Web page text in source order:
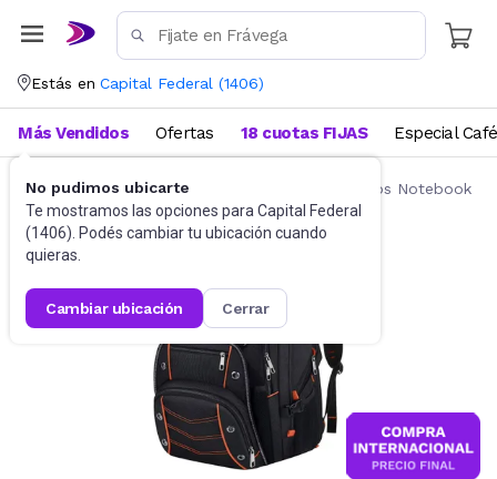
Estás en Capital Federal (1406)
No pudimos ubicarte
Te mostramos las opciones para Capital Federal
(1406). Podés cambiar tu ubicación cuando
quieras.
cambiar ubicación cerrar
Más Vendidos Ofertas 18 cuotas FIJAS Especial Café
Accesorios de Informática Mochilas y Bolsos Notebook